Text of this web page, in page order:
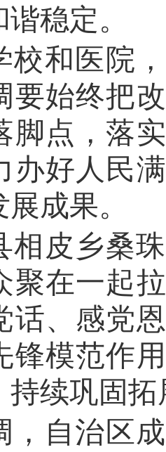
稳定。
校和医院
要始终把
脚点，落
办好人民
成果。
相皮乡桑
聚在一起
话、感党
锋模范作
持续巩固
，自治区